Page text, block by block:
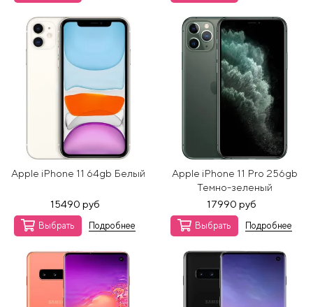
Apple iPhone 11 64gb Белый
15490 руб
Выбрать Подробнее
Apple iPhone 11 Pro 256gb
Темно-зеленый
17990 руб
Выбрать Подробнее